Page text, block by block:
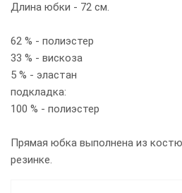
Длина юбки - 72 см.
62 % - полиэстер
33 % - вискоза
5 % - эластан
подкладка:
100 % - полиэстер
Прямая юбка выполнена из
резинке.